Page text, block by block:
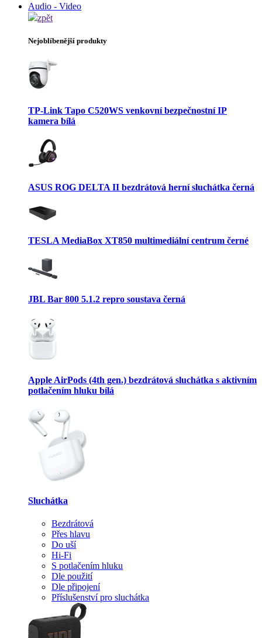
Audio - Video
zpět
Nejoblíbenější produkty
TP-Link Tapo C520WS venkovní bezpečnostní IP
kamera bílá
ASUS ROG DELTA II bezdrátová herní sluchátka černá
TESLA MediaBox XT850 multimediální centrum černé
JBL Bar 800 5.1.2 repro soustava černá
Apple AirPods (4th gen.) bezdrátová sluchátka s aktivním
potlačením hluku bílá
Sluchátka
Bezdrátová
Přes hlavu
Do uší
Hi-Fi
S potlačením hluku
Dle použití
Dle připojení
Příslušenství pro sluchátka